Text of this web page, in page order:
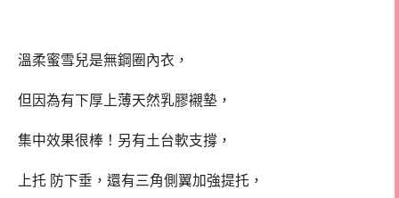
溫柔蜜雪兒是無鋼圈內衣，
但因為有下厚上薄天然乳膠襯墊，
集中效果很棒！另有土台軟支撐，
上托 防下垂，還有三角側翼加強提托，